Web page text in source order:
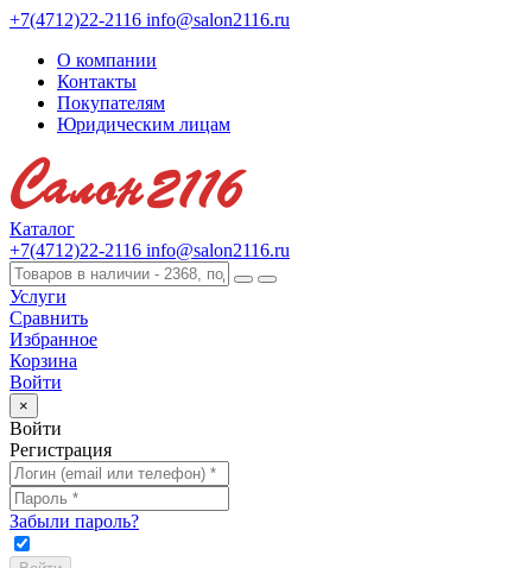
+7(4712)22-2116 info@salon2116.ru
О компании
Контакты
Покупателям
Юридическим лицам
Каталог
+7(4712)22-2116 info@salon2116.ru
Услуги
Сравнить
Избранное
Корзина
Войти
×
Войти
Регистрация
Забыли пароль?